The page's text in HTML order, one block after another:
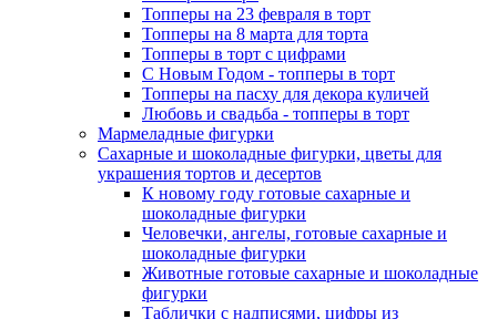
Топперы на 23 февраля в торт
Топперы на 8 марта для торта
Топперы в торт с цифрами
С Новым Годом - топперы в торт
Топперы на пасху для декора куличей
Любовь и свадьба - топперы в торт
Мармеладные фигурки
Сахарные и шоколадные фигурки, цветы для
украшения тортов и десертов
К новому году готовые сахарные и
шоколадные фигурки
Человечки, ангелы, готовые сахарные и
шоколадные фигурки
Животные готовые сахарные и шоколадные
фигурки
Таблички с надписями, цифры из